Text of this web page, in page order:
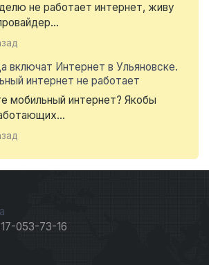
не работает интернет, живу
включат Интернет в Ульяновске.
интернет не работает
мобильный интернет? Якобы
053-73-16